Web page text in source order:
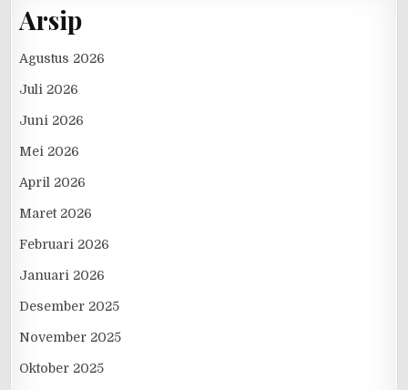
Arsip
Agustus 2026
Juli 2026
Juni 2026
Mei 2026
April 2026
Maret 2026
Februari 2026
Januari 2026
Desember 2025
November 2025
Oktober 2025